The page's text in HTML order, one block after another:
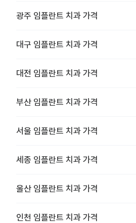
광주 임플란트 치과 가격
대구 임플란트 치과 가격
대전 임플란트 치과 가격
부산 임플란트 치과 가격
서울 임플란트 치과 가격
세종 임플란트 치과 가격
울산 임플란트 치과 가격
인천 임플란트 치과 가격